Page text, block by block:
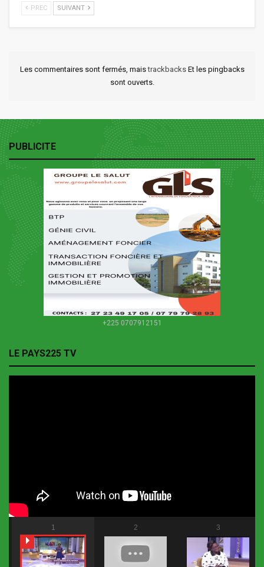
PREC SUIVANT
Les commentaires sont fermés, maistrackbacks Et les pingbacks
sont ouverts.
PUBLICITE
+225 0707912151
LE PAYS225 TV
1 2 3